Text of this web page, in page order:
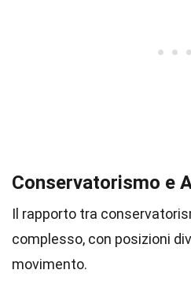
Conservatorismo e
Il rapporto tra
complesso, con posizioni
movimento.